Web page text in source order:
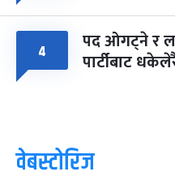
४ पद ओगट्ने र
पार्टीबाट
वेबस्टोरिज